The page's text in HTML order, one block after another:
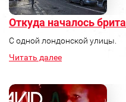
Откуда началось
С одной лондонской улицы.
Читать далее